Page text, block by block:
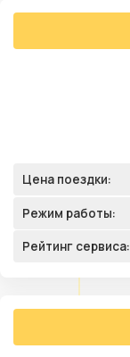
Цена поездки:
Режим работы:
Рейтинг сервиса: